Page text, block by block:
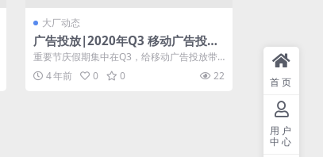
大厂动态
广告投放|2020年Q3 移动广告投放
市场分析
重要节庆假期集中在Q3，给移动广告投放带
来一波小高峰，那么2020年第三季度期间...
4 年前 0 0 22 首页
用户
中心